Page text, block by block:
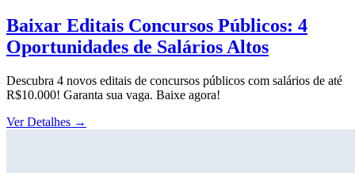
Baixar Editais Concursos Públicos: 4
Oportunidades de Salários Altos
Descubra 4 novos editais de concursos públicos com salários de até
R$10.000! Garanta sua vaga. Baixe agora!
Ver Detalhes →